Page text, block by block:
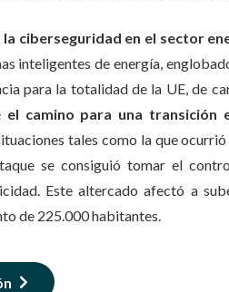
ciberseguridad en el sector
inteligentes de energía,
para la totalidad de la UE, de
el camino para una transición
tales como la que
se consiguió tomar el
Este altercado afectó a
de 225.000 habitantes.